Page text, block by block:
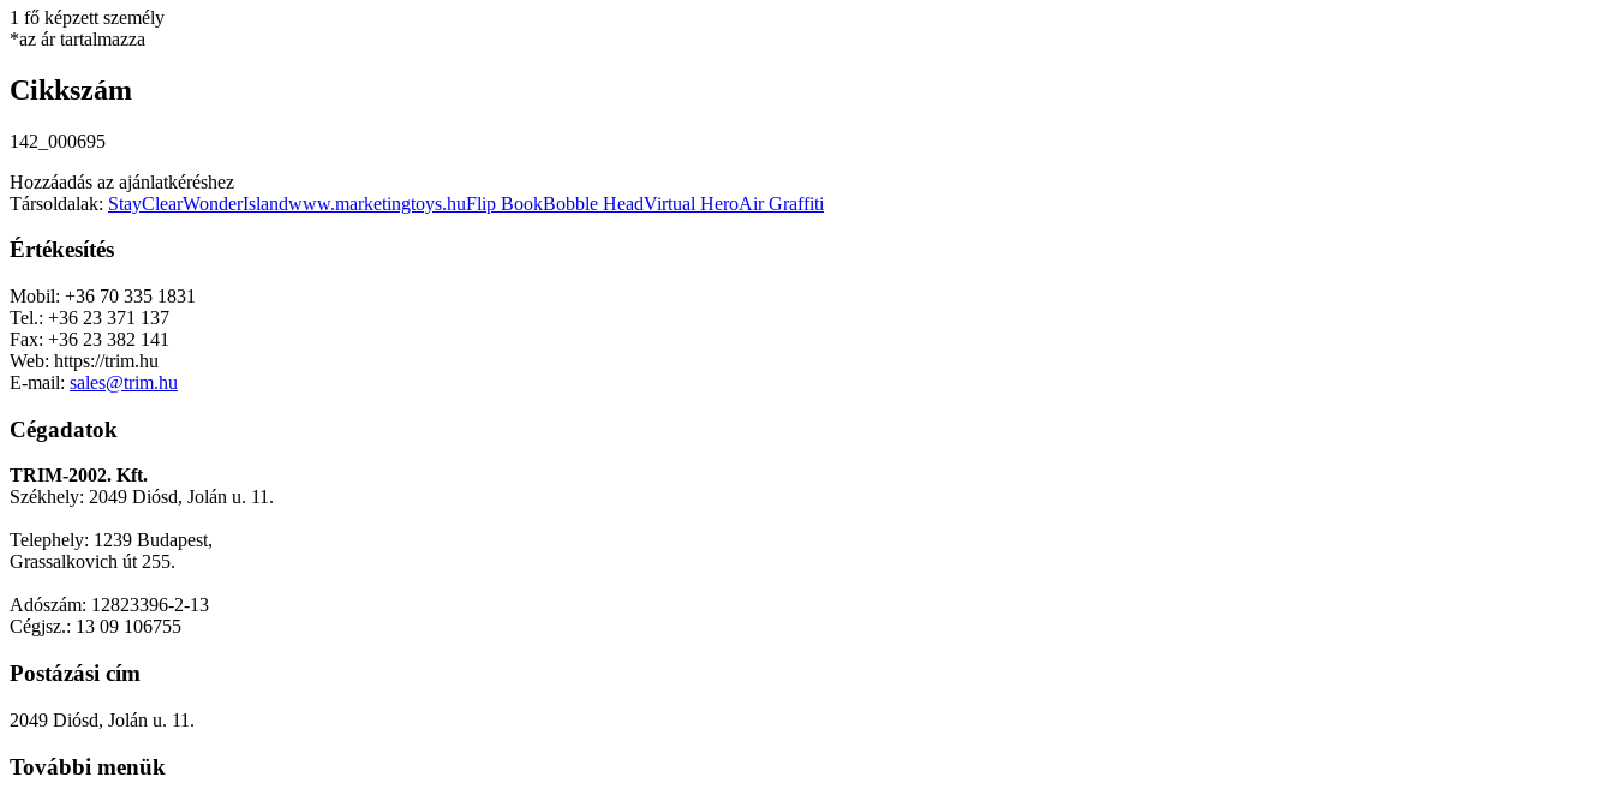
1 fő képzett személy
*az ár tartalmazza
Cikkszám
142_000695
Hozzáadás az ajánlatkéréshez
Társoldalak: StayClearWonderIslandwww.marketingtoys.huFlip BookBobble HeadVirtual HeroAir Graffiti
Értékesítés
Mobil: +36 70 335 1831
Tel.: +36 23 371 137
Fax: +36 23 382 141
Web: https://trim.hu
E-mail: sales@trim.hu
Cégadatok
TRIM-2002. Kft.
Székhely: 2049 Diósd, Jolán u. 11.
Telephely: 1239 Budapest,
Grassalkovich út 255.
Adószám: 12823396-2-13
Cégjsz.: 13 09 106755
Postázási cím
2049 Diósd, Jolán u. 11.
További menük